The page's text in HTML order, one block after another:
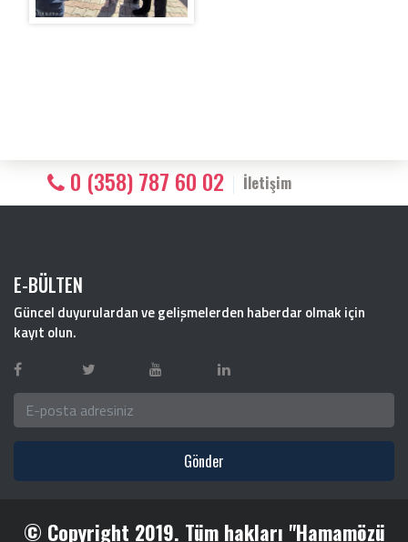
0 (358) 787 60 02 İletişim
E-BÜLTEN
Güncel duyurulardan ve gelişmelerden haberdar olmak için
kayıt olun.
Gönder
© Copyright 2019. Tüm hakları "Hamamözü